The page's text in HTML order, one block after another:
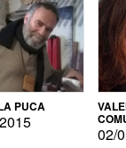
PUCA
02/